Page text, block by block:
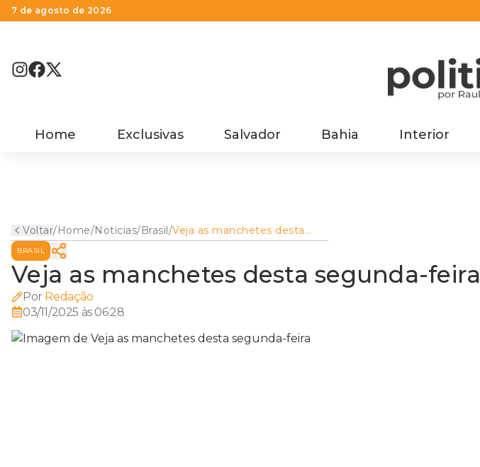
7 de agosto de 2026
Home Exclusivas Salvador Bahia Interior
Voltar/Home/Noticias/Brasil/Veja as manchetes desta
segunda-feira
BRASIL
Veja as manchetes desta segunda-feira
Por Redação
03/11/2025 às 06:28